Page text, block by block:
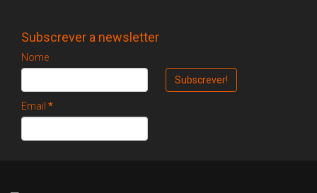
Subscrever a newsletter
Nome
Email *